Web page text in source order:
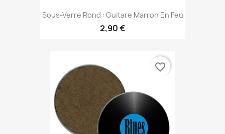
Sous-Verre Rond : Guitare Marron En Feu
2,90 €
favorite_border